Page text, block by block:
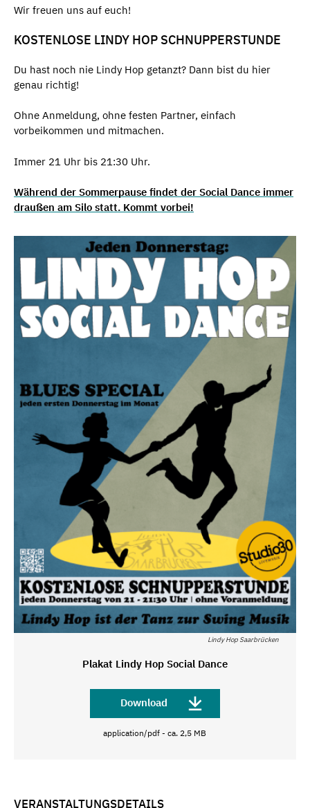
Wir freuen uns auf euch!
KOSTENLOSE LINDY HOP SCHNUPPERSTUNDE
Du hast noch nie Lindy Hop getanzt? Dann bist du hier
genau richtig!
Ohne Anmeldung, ohne festen Partner, einfach
vorbeikommen und mitmachen.
Immer 21 Uhr bis 21:30 Uhr.
Während der Sommerpause findet der Social Dance immer
draußen am Silo statt. Kommt vorbei!
Lindy Hop Saarbrücken
Plakat Lindy Hop Social Dance
Download
application/pdf - ca. 2,5 MB
VERANSTALTUNGSDETAILS